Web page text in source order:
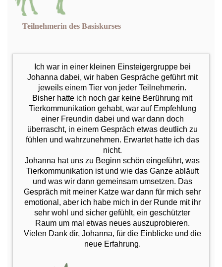
Teilnehmerin des Basiskurses
Ich war in einer kleinen Einsteigergruppe bei
Johanna dabei, wir haben Gespräche geführt mit
jeweils einem Tier von jeder Teilnehmerin.
Bisher hatte ich noch gar keine Berührung mit
Tierkommunikation gehabt, war auf Empfehlung
einer Freundin dabei und war dann doch
überrascht, in einem Gespräch etwas deutlich zu
fühlen und wahrzunehmen. Erwartet hatte ich das
nicht.
Johanna hat uns zu Beginn schön eingeführt, was
Tierkommunikation ist und wie das Ganze abläuft
und was wir dann gemeinsam umsetzen. Das
Gespräch mit meiner Katze war dann für mich sehr
emotional, aber ich habe mich in der Runde mit ihr
sehr wohl und sicher gefühlt, ein geschützter
Raum um mal etwas neues auszuprobieren.
Vielen Dank dir, Johanna, für die Einblicke und die
neue Erfahrung.